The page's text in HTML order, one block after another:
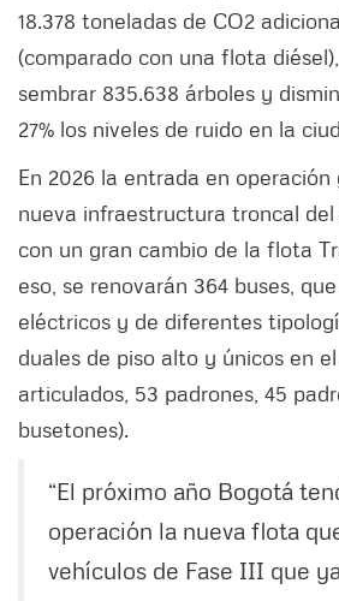
18.378 toneladas de CO2
(comparado con una flota
sembrar 835.638 árboles y
27% los niveles de ruido en la
En 2026 la entrada en operación
nueva infraestructura troncal
con un gran cambio de la flota
eso, se renovarán 364 buses,
eléctricos y de diferentes
duales de piso alto y únicos en
articulados, 53 padrones, 45
busetones).
“El próximo año Bogotá
operación la nueva flota
vehículos de Fase III que